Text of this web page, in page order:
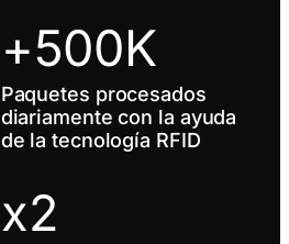
+500K
Paquetes procesados
diariamente con la ayuda
de la tecnología RFID
x2